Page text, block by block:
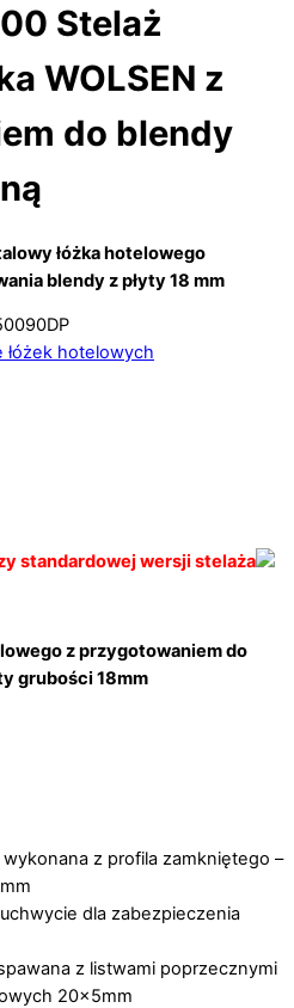
Stelaż
WOLSEN z
do blendy
łóżka hotelowego
blendy z płyty 18 mm
łóżek hotelowych
standardowej wersji stelaża
z przygotowaniem do
grubości 18mm
wykonana z profila zamkniętego –
dla zabezpieczenia
z listwami poprzecznymi
20x5mm